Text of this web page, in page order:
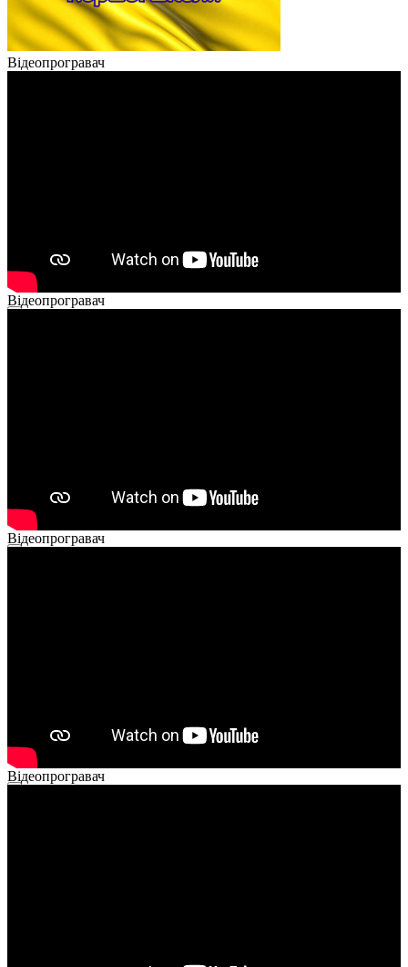
Відеопрогравач
Відеопрогравач
Відеопрогравач
Відеопрогравач